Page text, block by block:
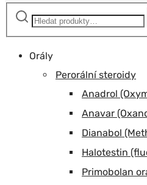
Hledat:
Orály
Perorální steroidy
Anadrol
Anavar
Dianabol
Halotestin
Primobolan